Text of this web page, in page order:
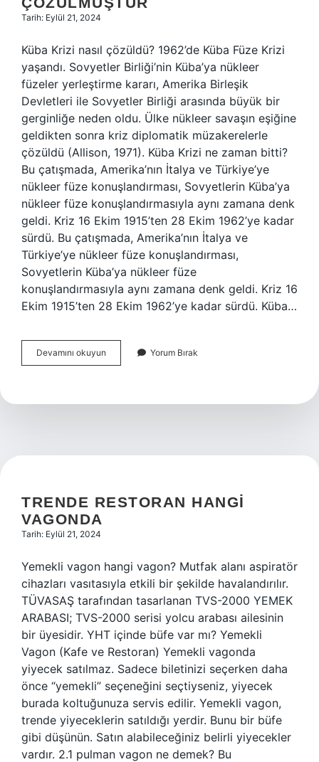
Tarih: Eylül 21, 2024
Küba Krizi nasıl çözüldü? 1962’de Küba Füze Krizi
yaşandı. Sovyetler Birliği’nin Küba’ya nükleer
füzeler yerleştirme kararı, Amerika Birleşik
Devletleri ile Sovyetler Birliği arasında büyük bir
gerginliğe neden oldu. Ülke nükleer savaşın eşiğine
geldikten sonra kriz diplomatik müzakerelerle
çözüldü (Allison, 1971). Küba Krizi ne zaman bitti?
Bu çatışmada, Amerika’nın İtalya ve Türkiye’ye
nükleer füze konuşlandırması, Sovyetlerin Küba’ya
nükleer füze konuşlandırmasıyla aynı zamana denk
geldi. Kriz 16 Ekim 1915’ten 28 Ekim 1962’ye kadar
sürdü. Bu çatışmada, Amerika’nın İtalya ve
Türkiye’ye nükleer füze konuşlandırması,
Sovyetlerin Küba’ya nükleer füze
konuşlandırmasıyla aynı zamana denk geldi. Kriz 16
Ekim 1915’ten 28 Ekim 1962’ye kadar sürdü. Küba…
Devamını okuyun
Krizi
Yorum Bırak
TRENDE RESTORAN HANGI
VAGONDA
Tarih: Eylül 21, 2024
Yemekli vagon hangi vagon? Mutfak alanı aspiratör
cihazları vasıtasıyla etkili bir şekilde havalandırılır.
TÜVASAŞ tarafından tasarlanan TVS-2000 YEMEK
ARABASI; TVS-2000 serisi yolcu arabası ailesinin
bir üyesidir. YHT içinde büfe var mı? Yemekli
Vagon (Kafe ve Restoran) Yemekli vagonda
yiyecek satılmaz. Sadece biletinizi seçerken daha
önce “yemekli” seçeneğini seçtiyseniz, yiyecek
burada koltuğunuza servis edilir. Yemekli vagon,
trende yiyeceklerin satıldığı yerdir. Bunu bir büfe
gibi düşünün. Satın alabileceğiniz belirli yiyecekler
vardır. 2.1 pulman vagon ne demek? Bu